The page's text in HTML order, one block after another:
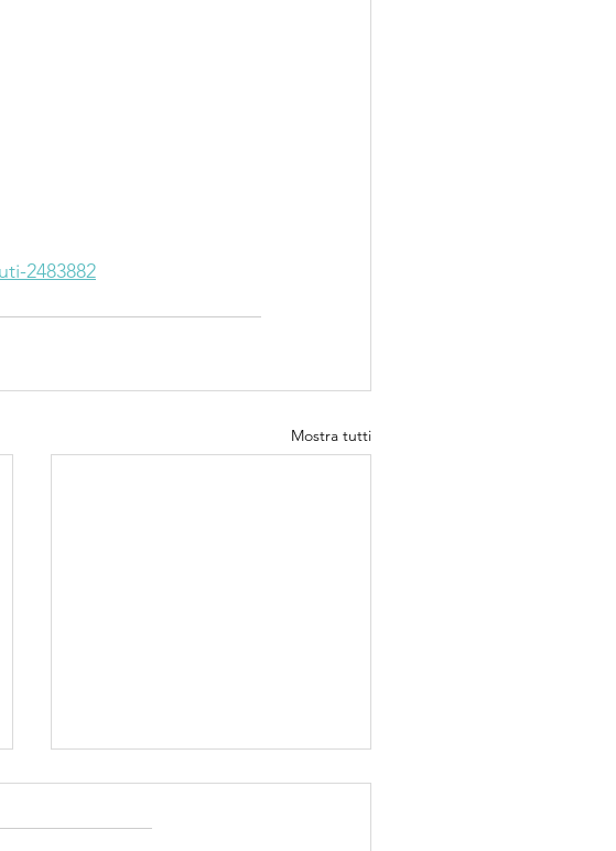
2483882
Mostra tutti